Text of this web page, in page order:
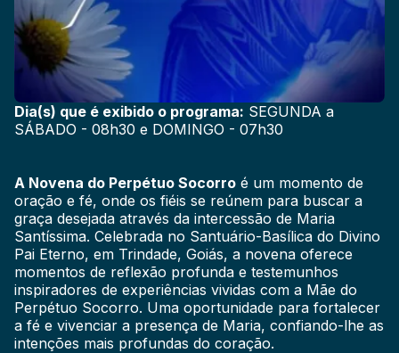
Dia(s) que é exibido o programa: SEGUNDA a
SÁBADO - 08h30 e DOMINGO - 07h30
A Novena do Perpétuo Socorro é um momento de
oração e fé, onde os fiéis se reúnem para buscar a
graça desejada através da intercessão de Maria
Santíssima. Celebrada no Santuário-Basílica do Divino
Pai Eterno, em Trindade, Goiás, a novena oferece
momentos de reflexão profunda e testemunhos
inspiradores de experiências vividas com a Mãe do
Perpétuo Socorro. Uma oportunidade para fortalecer
a fé e vivenciar a presença de Maria, confiando-lhe as
intenções mais profundas do coração.